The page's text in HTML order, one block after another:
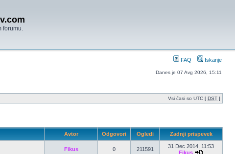
forumu.
FAQ Iskanje
Danes je 07 Avg 2026, 15:11
Vsi časi so UTC [ DST ]
Avtor Odgovori Ogledi Zadnji prispevek
Fikus 0 211591
31 Dec 2014, 11:53
Fikus